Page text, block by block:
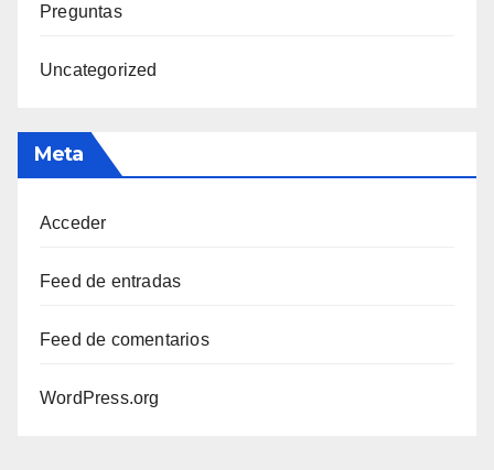
Preguntas
Uncategorized
Meta
Acceder
Feed de entradas
Feed de comentarios
WordPress.org